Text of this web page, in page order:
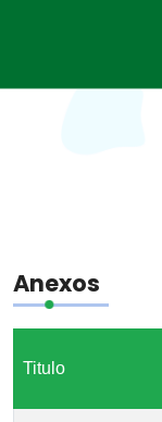
Anexos
Titulo